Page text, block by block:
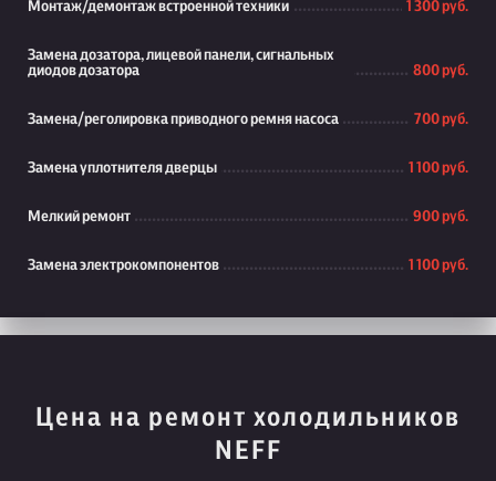
Монтаж/демонтаж встроенной техники 1 300 руб.
Замена дозатора, лицевой панели, сигнальных
диодов дозатора
800 руб.
Замена/реголировка приводного ремня насоса 700 руб.
Замена уплотнителя дверцы 1 100 руб.
Мелкий ремонт 900 руб.
Замена электрокомпонентов 1 100 руб.
Цена на ремонт холодильников
NEFF